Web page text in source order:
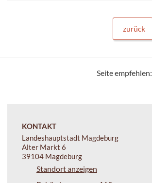
zurück
Seite empfehlen:
KONTAKT
Landeshauptstadt Magdeburg
Alter Markt 6
39104 Magdeburg
Standort anzeigen